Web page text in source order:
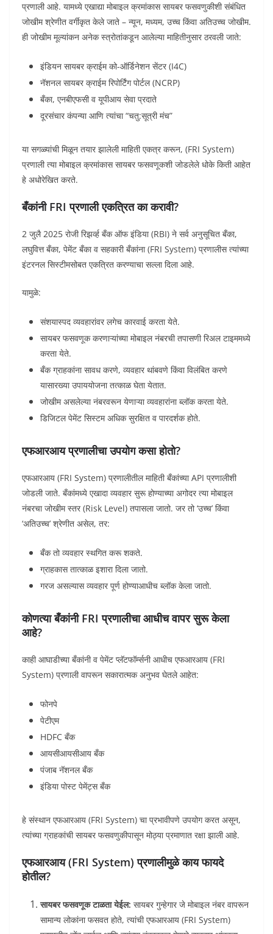
प्रणाली आहे. यामध्ये एखाद्या मोबाइल क्रमांकास सायबर फसवणुकीशी संबंधित
जोखीम श्रेणीत वर्गीकृत केले जाते – न्यून, मध्यम, उच्च किंवा अतिउच्च जोखीम.
ही जोखीम मूल्यांकन अनेक स्त्रोतांकडून आलेल्या माहितीनुसार ठरवली जाते:
इंडियन सायबर क्राईम को-ऑर्डिनेशन सेंटर (I4C)
नॅशनल सायबर क्राईम रिपोर्टिंग पोर्टल (NCRP)
बँका, एनबीएफसी व यूपीआय सेवा प्रदाते
दूरसंचार कंपन्या आणि त्यांचा “चतु:सूत्री मंच”
या सगळ्यांची मिळून तयार झालेली माहिती एकत्र करून, (FRI System)
प्रणाली त्या मोबाइल क्रमांकास सायबर फसवणूकशी जोडलेले धोके किती आहेत
हे अधोरेखित करते.
बँकांनी FRI प्रणाली एकत्रित का करावी?
2 जुलै 2025 रोजी रिझर्व्ह बँक ऑफ इंडिया (RBI) ने सर्व अनुसूचित बँका,
लघुवित्त बँका, पेमेंट बँका व सहकारी बँकांना (FRI System) प्रणालीस त्यांच्या
इंटरनल सिस्टीमसोबत एकत्रित करण्याचा सल्ला दिला आहे.
यामुळे:
संशयास्पद व्यवहारांवर लगेच कारवाई करता येते.
सायबर फसवणूक करणाऱ्यांच्या मोबाइल नंबरची तपासणी रिअल टाइममध्ये
करता येते.
बँक ग्राहकांना सावध करणे, व्यवहार थांबवणे किंवा विलंबित करणे
यासारख्या उपाययोजना तत्काळ घेता येतात.
जोखीम असलेल्या नंबरवरून येणाऱ्या व्यवहारांना ब्लॉक करता येते.
डिजिटल पेमेंट सिस्टम अधिक सुरक्षित व पारदर्शक होते.
एफआरआय प्रणालीचा उपयोग कसा होतो?
एफआरआय (FRI System) प्रणालीतील माहिती बँकांच्या API प्रणालीशी
जोडली जाते. बँकांमध्ये एखादा व्यवहार सुरू होण्याच्या अगोदर त्या मोबाइल
नंबरचा जोखीम स्तर (Risk Level) तपासला जातो. जर तो ‘उच्च’ किंवा
‘अतिउच्च’ श्रेणीत असेल, तर:
बँक तो व्यवहार स्थगित करू शकते.
ग्राहकास तात्काळ इशारा दिला जातो.
गरज असल्यास व्यवहार पूर्ण होण्याआधीच ब्लॉक केला जातो.
कोणत्या बँकांनी FRI प्रणालीचा आधीच वापर सुरू केला
आहे?
काही आघाडीच्या बँकांनी व पेमेंट प्लॅटफॉर्म्सनी आधीच एफआरआय (FRI
System) प्रणाली वापरून सकारात्मक अनुभव घेतले आहेत:
फोनपे
पेटीएम
HDFC बँक
आयसीआयसीआय बँक
पंजाब नॅशनल बँक
इंडिया पोस्ट पेमेंट्स बँक
हे संस्थान एफआरआय (FRI System) चा प्रभावीपणे उपयोग करत असून,
त्यांच्या ग्राहकांची सायबर फसवणुकीपासून मोठ्या प्रमाणात रक्षा झाली आहे.
एफआरआय (FRI System) प्रणालीमुळे काय फायदे
होतील?
सायबर फसवणूक टाळता येईल: सायबर गुन्हेगार जे मोबाइल नंबर वापरून
सामान्य लोकांना फसवत होते, त्यांची एफआरआय (FRI System)